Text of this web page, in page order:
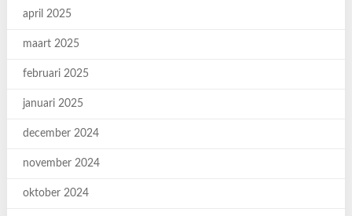
april 2025
maart 2025
februari 2025
januari 2025
december 2024
november 2024
oktober 2024